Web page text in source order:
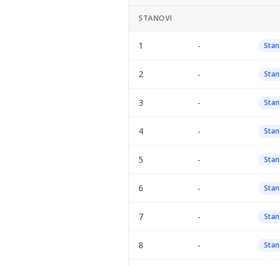
STANOVI
1 - Stan
2 - Stan
3 - Stan
4 - Stan
5 - Stan
6 - Stan
7 - Stan
8 - Stan